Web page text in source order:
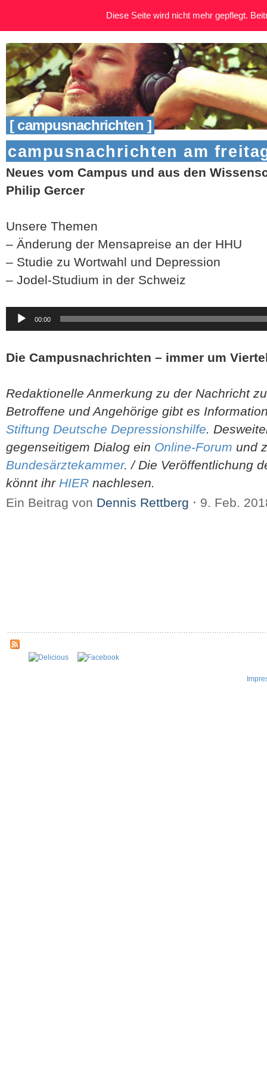
[ campusnachrichten ]
campusnachrichten am
Neues vom Campus und aus den
Philip Gercer
Unsere Themen
– Änderung der Mensapreise an der HHU
– Studie zu Wortwahl und Depression
– Jodel-Studium in der Schweiz
Audio-
Player
00:00
Die Campusnachrichten – immer um
Redaktionelle Anmerkung zu der Nachricht
Betroffene und Angehörige gibt es
Stiftung Deutsche Depressionshilfe.
gegenseitigem Dialog ein Online-Forum und
Bundesärztekammer. / Die Veröffentlichung
könnt ihr HIER nachlesen.
Ein Beitrag von Dennis Rettberg ⋅ 9. Feb.
Diese Seite wird nicht mehr gepflegt.